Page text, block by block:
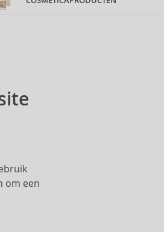
om een